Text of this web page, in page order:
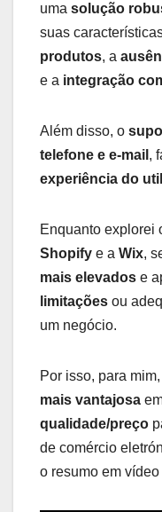
Wix
Características
Shopify
Shopkit
Características
Jumpseller
Shopify
Shopkit
Wix
Características
uma solução
suas
produtos, a
e a integração
Além disso, o
telefone e e-mail ,
experiência do
Enquanto explorei
Shopify e a Wix,
mais elevados e
limitações ou
um negócio.
Por isso, para mim,
mais vantajosa
qualidade/preço
de comércio
o resumo em